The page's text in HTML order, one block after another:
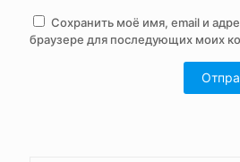
Сохранить моё имя, email и
браузере для последующих моих